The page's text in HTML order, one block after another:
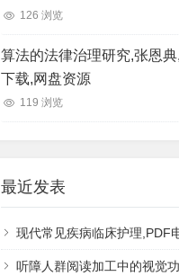
126 浏览
算法的法律治理研究,张恩
下载,网盘资源
119 浏览
最近发表
现代常见疾病临床护理,PDF电子书下
听障人群阅读加工中的视觉功能补偿现象,秦钊